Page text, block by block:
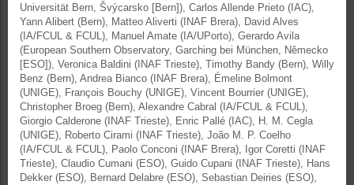
Universität Bern, Švýcarsko [Bern]), Carlos Allende Prieto (IAC),
Yann Alibert (Bern), Matteo Aliverti (INAF Brera), David Alves
(IA/FCUL & FCUL), Manuel Amate (IA/UPorto), Gerardo Avila
(European Southern Observatory, Garching bei München, Německo
[ESO]), Veronica Baldini (INAF Trieste), Timothy Bandy (Bern), Willy
Benz (Bern), Andrea Bianco (INAF Brera), Émeline Bolmont
(UNIGE), François Bouchy (UNIGE), Vincent Bourrier (UNIGE),
Christopher Broeg (Bern), Alexandre Cabral (IA/FCUL & FCUL),
Giorgio Calderone (INAF Trieste), Enric Pallé (IAC), H. M. Cegla
(UNIGE), Roberto Cirami (INAF Trieste), João M. P. Coelho
(IA/FCUL & FCUL), Paolo Conconi (INAF Brera), Igor Coretti (INAF
Trieste), Claudio Cumani (ESO), Guido Cupani (INAF Trieste), Hans
Dekker (ESO), Bernard Delabre (ESO), Sebastian Deiries (ESO),